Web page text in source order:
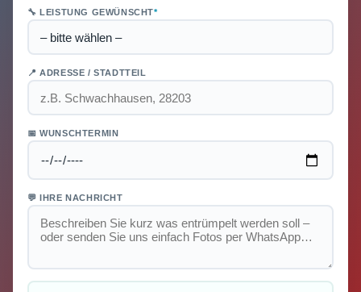
🔧 LEISTUNG GEWÜNSCHT*
📍 ADRESSE / STADTTEIL
📅 WUNSCHTERMIN
💬 IHRE NACHRICHT